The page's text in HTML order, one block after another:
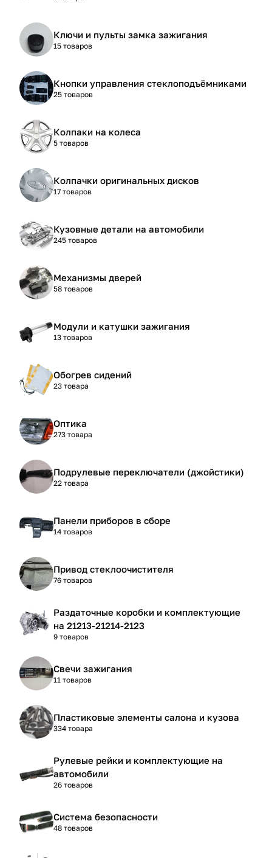
Ключи и пульты замка зажигания
15 товаров
Кнопки управления стеклоподъёмниками
25 товаров
Колпаки на колеса
5 товаров
Колпачки оригинальных дисков
17 товаров
Кузовные детали на автомобили
245 товаров
Механизмы дверей
58 товаров
Модули и катушки зажигания
13 товаров
Обогрев сидений
23 товара
Оптика
273 товара
Подрулевые переключатели (джойстики)
22 товара
Панели приборов в сборе
14 товаров
Привод стеклоочистителя
76 товаров
Раздаточные коробки и комплектующие
на 21213-21214-2123
9 товаров
Свечи зажигания
11 товаров
Пластиковые элементы салона и кузова
334 товара
Рулевые рейки и комплектующие на
автомобили
26 товаров
Система безопасности
48 товаров